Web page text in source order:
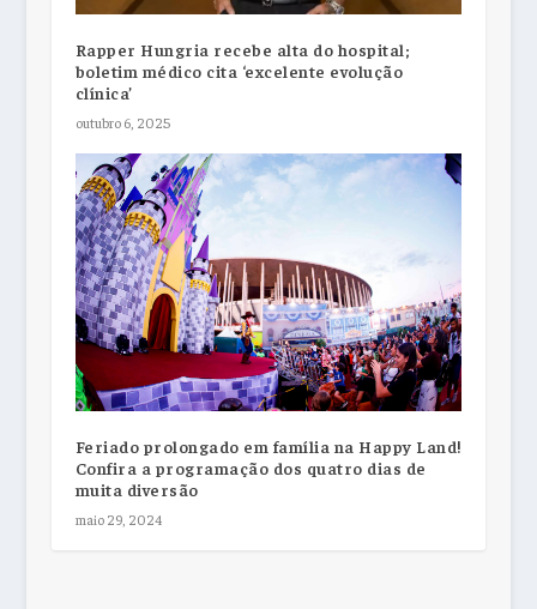
Rapper Hungria recebe alta do hospital;
boletim médico cita ‘excelente evolução
clínica’
outubro 6, 2025
Feriado prolongado em família na Happy Land!
Confira a programação dos quatro dias de
muita diversão
maio 29, 2024